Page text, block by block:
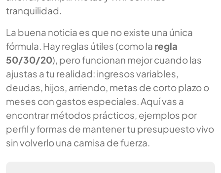
tranquilidad.
La buena noticia es que no existe una única
fórmula. Hay reglas útiles (como la regla
50/30/20), pero funcionan mejor cuando las
ajustas a tu realidad: ingresos variables,
deudas, hijos, arriendo, metas de corto plazo o
meses con gastos especiales. Aquí vas a
encontrar métodos prácticos, ejemplos por
perfil y formas de mantener tu presupuesto vivo
sin volverlo una camisa de fuerza.